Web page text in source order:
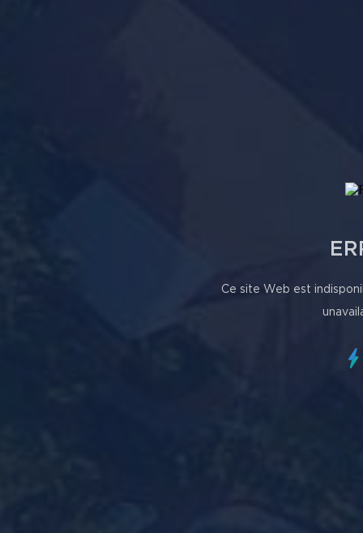
Ce site Web est